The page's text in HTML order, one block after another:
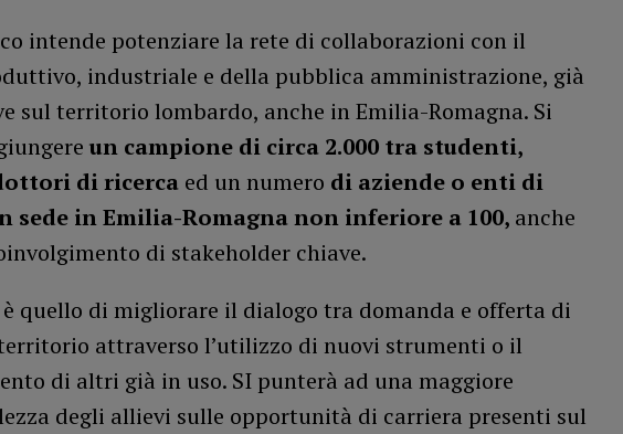
intende potenziare la rete di collaborazioni con il
industriale e della pubblica amministrazione, già
sul territorio lombardo, anche in Emilia-Romagna. Si
un campione di circa 2.000 tra studenti,
di ricercaed un numero di aziende o enti di
sede in Emilia-Romagna non inferiore a 100, anche
di stakeholder chiave.
è quello di migliorare il dialogo tra domanda e offerta di
attraverso l’utilizzo di nuovi strumenti o il
di altri già in uso. SI punterà ad una maggiore
degli allievi sulle opportunità di carriera presenti sul